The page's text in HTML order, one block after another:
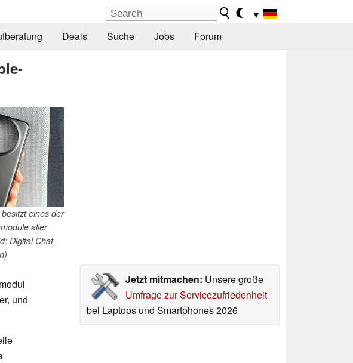
▼
Deals Suche Jobs Forum
eines der
aller
Digital Chat
Jetzt mitmachen: Unsere große
Umfrage zur Servicezufriedenheit
bei Laptops und Smartphones 2026
und